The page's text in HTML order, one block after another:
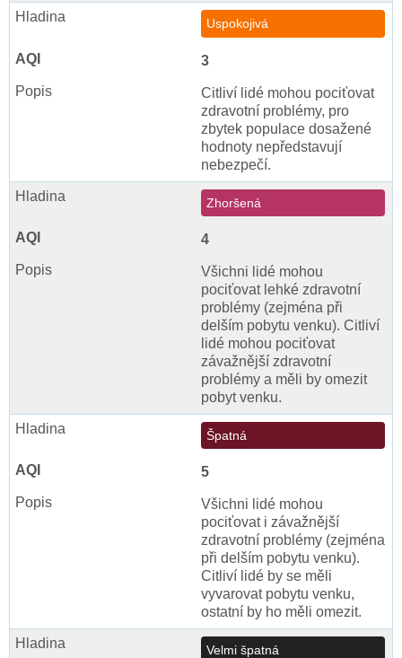
Uspokojivá
3
Citliví lidé mohou pociťovat
zdravotní problémy, pro
zbytek populace dosažené
hodnoty nepředstavují
nebezpečí.
Zhoršená
4
Všichni lidé mohou
pociťovat lehké zdravotní
problémy (zejména při
delším pobytu venku). Citliví
lidé mohou pociťovat
závažnější zdravotní
problémy a měli by omezit
pobyt venku.
Špatná
5
Všichni lidé mohou
pociťovat i závažnější
zdravotní problémy (zejména
při delším pobytu venku).
Citliví lidé by se měli
vyvarovat pobytu venku,
ostatní by ho měli omezit.
Velmi špatná